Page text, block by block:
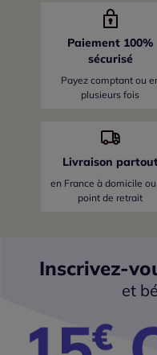
Paiement 100%
sécurisé
Payez comptant ou
plusieurs fois
Livraison
en France à domicile
point de retrait
Inscrivez-
et